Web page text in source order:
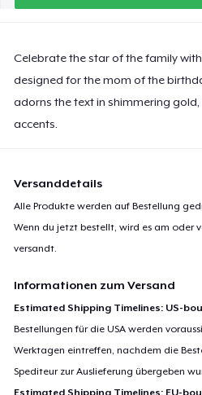
Celebrate the star of the family
designed for the mom of the
adorns the text in shimmering
accents.
Versanddetails
Alle Produkte werden auf Bestellung
Wenn du jetzt bestellt, wird es am oder
versandt.
Informationen zum Versand
Estimated Shipping Timelines: US-
Bestellungen für die USA werden
Werktagen eintreffen, nachdem die
Spediteur zur Auslieferung übergeben
Estimated Shipping Timelines: EU-